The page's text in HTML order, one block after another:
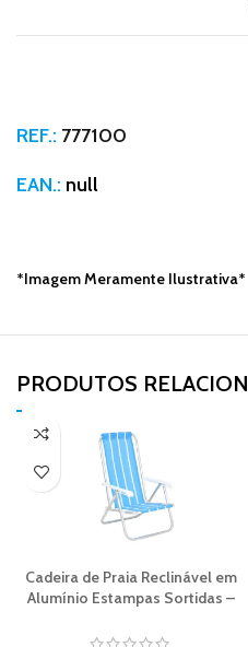
REF.: 777100
EAN.: null
*Imagem Meramente Ilustrativa*
PRODUTOS
Cadeira de Praia Reclinável em
Alumínio Estampas Sortidas –